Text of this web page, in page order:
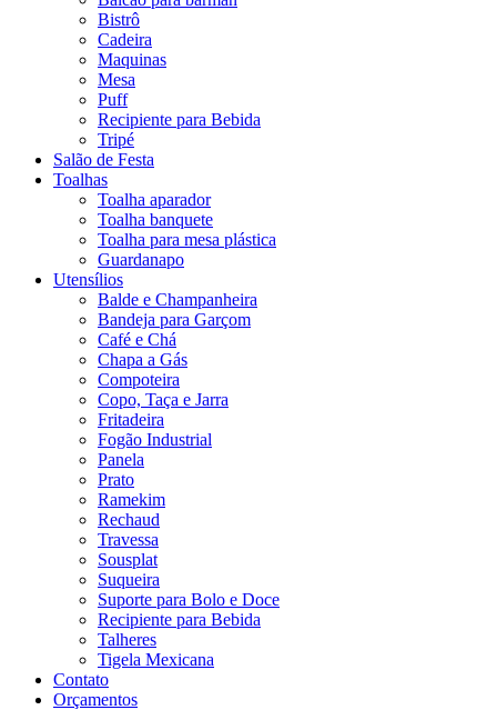
Bistrô
Cadeira
Maquinas
Mesa
Puff
Recipiente para Bebida
Tripé
Salão de Festa
Toalhas
Toalha aparador
Toalha banquete
Toalha para mesa plástica
Guardanapo
Utensílios
Balde e Champanheira
Bandeja para Garçom
Café e Chá
Chapa a Gás
Compoteira
Copo, Taça e Jarra
Fritadeira
Fogão Industrial
Panela
Prato
Ramekim
Rechaud
Travessa
Sousplat
Suqueira
Suporte para Bolo e Doce
Recipiente para Bebida
Talheres
Tigela Mexicana
Contato
Orçamentos